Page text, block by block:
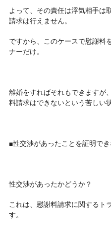
よって、その責任は浮気相手は
請求は行えません。
ですから、このケースで慰謝料
ナーだけ。
離婚をすればそれもできますが
料請求はできないという苦しい
■性交渉があったことを証明で
性交渉があったかどうか？
これは、慰謝料請求に関するト
す。